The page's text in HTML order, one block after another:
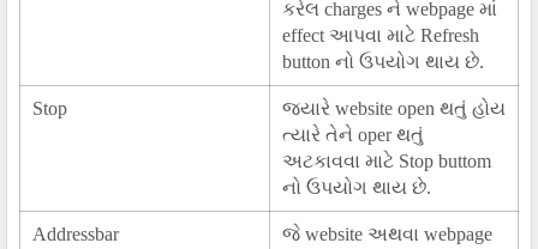
કરેલ charges ને webpage માં
effect આપવા માટે Refresh
button નો ઉપયોગ થાય છે.
Stop
જ્યારે website open થતું હોય
ત્યારે તેને oper થતું
અટકાવવા માટે Stop buttom
નો ઉપયોગ થાય છે.
Addressbar
જે website અથવા webpage